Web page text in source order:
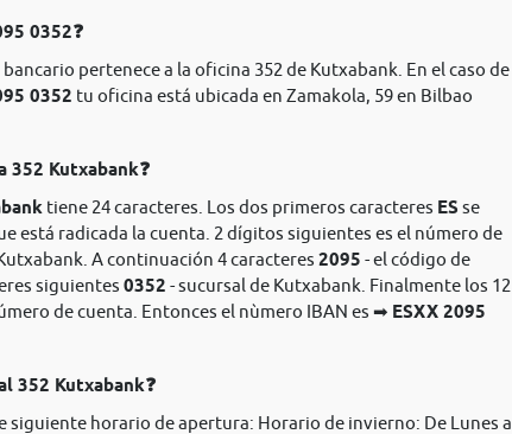
0352❓
pertenece a la oficina 352 de Kutxabank. En el caso de
0352 tu oficina está ubicada en Zamakola, 59 en Bilbao
352 Kutxabank❓
tiene 24 caracteres. Los dos primeros caracteres ES se
está radicada la cuenta. 2 dígitos siguientes es el número de
A continuación 4 caracteres 2095 - el código de
siguientes 0352 - sucursal de Kutxabank. Finalmente los 12
de cuenta. Entonces el nùmero IBAN es ➡ ESXX 2095
352 Kutxabank❓
siguiente horario de apertura: Horario de invierno: De Lunes a